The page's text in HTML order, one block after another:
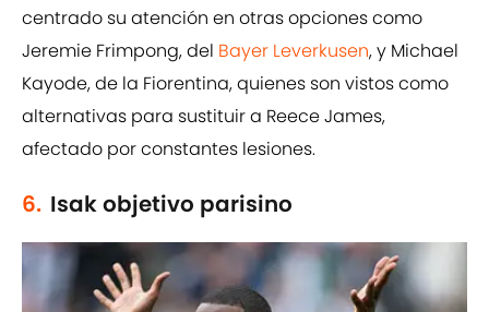
centrado su atención en otras opciones como
Jeremie Frimpong, del Bayer Leverkusen, y Michael
Kayode, de la Fiorentina, quienes son vistos como
alternativas para sustituir a Reece James,
afectado por constantes lesiones.
6. Isak objetivo parisino